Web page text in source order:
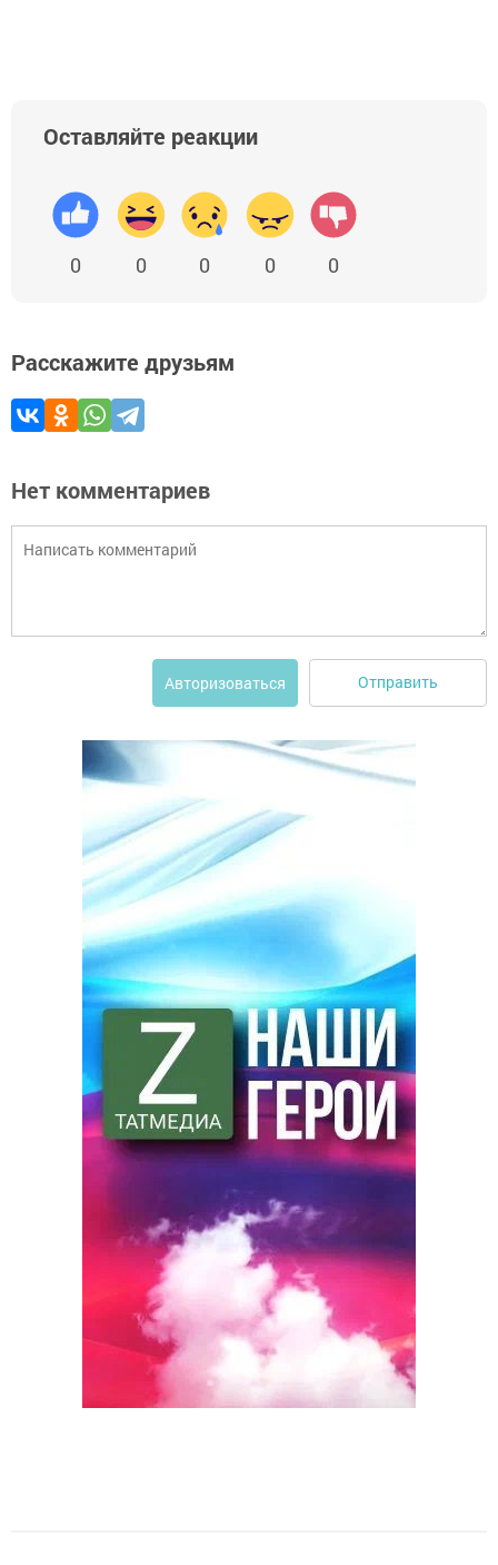
Оставляйте реакции
0 0 0 0 0
Расскажите друзьям
Нет комментариев
Авторизоваться Отправить